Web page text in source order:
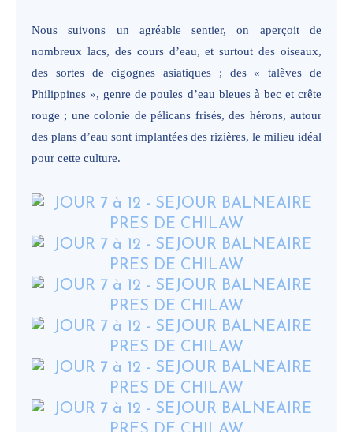
Nous suivons un agréable sentier, on aperçoit de
nombreux lacs, des cours d’eau, et surtout des oiseaux,
des sortes de cigognes asiatiques ; des « talèves de
Philippines », genre de poules d’eau bleues à bec et crête
rouge ; une colonie de pélicans frisés, des hérons, autour
des plans d’eau sont implantées des rizières, le milieu idéal
pour cette culture.